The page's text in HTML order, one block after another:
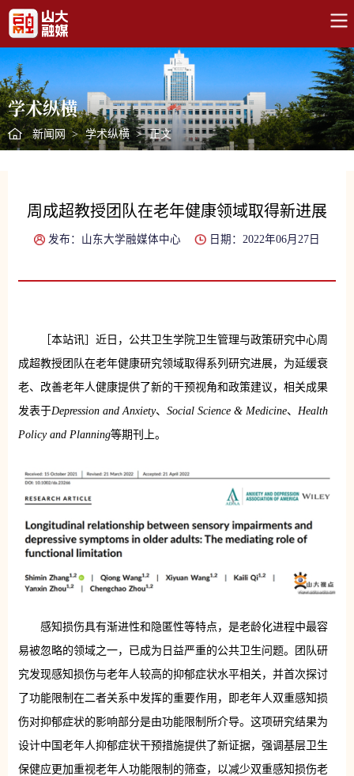
学术纵横
新闻网 > 学术纵横 > 正文
周成超教授团队在老年健康领域取得新进展
发布：山东大学融媒体中心 日期：2022年06月27日
［本站讯］近日，公共卫生学院卫生管理与政策研究中心周
成超教授团队在老年健康研究领域取得系列研究进展，为延缓衰
老、改善老年人健康提供了新的干预视角和政策建议，相关成果
发表于Depression and Anxiety、 Social Science & Medicine、 Health
Policy and Planning等期刊上。
感知损伤具有渐进性和隐匿性等特点，是老龄化进程中最容
易被忽略的领域之一，已成为日益严重的公共卫生问题。团队研
究发现感知损伤与老年人较高的抑郁症状水平相关，并首次探讨
了功能限制在二者关系中发挥的重要作用，即老年人双重感知损
伤对抑郁症状的影响部分是由功能限制所介导。这项研究结果为
设计中国老年人抑郁症状干预措施提供了新证据，强调基层卫生
保健应更加重视老年人功能限制的筛查，以减少双重感知损伤老